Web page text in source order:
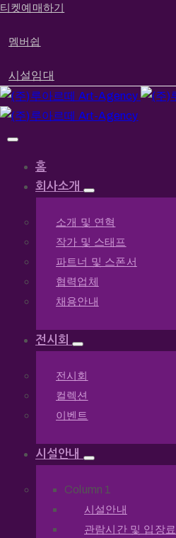
티켓예매하기
멤버쉽
시설임대
홈
회사소개
소개 및 연혁
작가 및 스태프
파트너 및 스폰서
협력업체
채용안내
전시회
전시회
컬렉션
이벤트
시설안내
Column 1
시설안내
관람시간 및 입장료